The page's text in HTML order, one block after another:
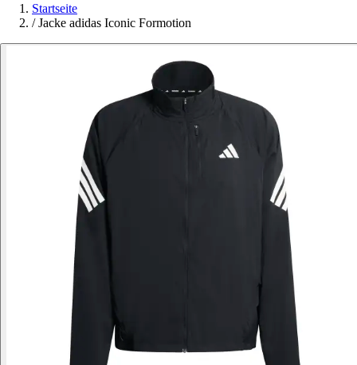
Startseite
/ Jacke adidas Iconic Formotion